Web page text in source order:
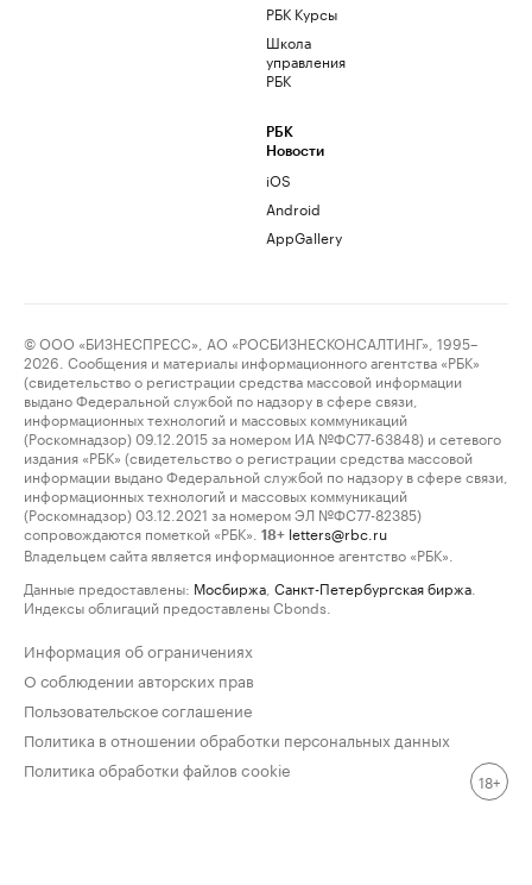
РБК Курсы
Школа
управления
РБК
РБК
Новости
iOS
Android
AppGallery
© ООО «БИЗНЕСПРЕСС», АО «РОСБИЗНЕСКОНСАЛТИНГ», 1995–
2026. Сообщения и материалы информационного агентства «РБК»
(свидетельство о регистрации средства массовой информации
выдано Федеральной службой по надзору в сфере связи,
информационных технологий и массовых коммуникаций
(Роскомнадзор) 09.12.2015 за номером ИА №ФС77-63848) и сетевого
издания «РБК» (свидетельство о регистрации средства массовой
информации выдано Федеральной службой по надзору в сфере связи,
информационных технологий и массовых коммуникаций
(Роскомнадзор) 03.12.2021 за номером ЭЛ №ФС77-82385)
сопровождаются пометкой «РБК».
18+ letters@rbc.ru
Владельцем сайта является информационное агентство «РБК».
Данные предоставлены: Мосбиржа Санкт-Петербургская биржа
Индексы облигаций предоставлены Cbonds.
Информация об ограничениях
О соблюдении авторских прав
Пользовательское соглашение
Политика в отношении обработки персональных данных
Политика обработки файлов cookie
18+